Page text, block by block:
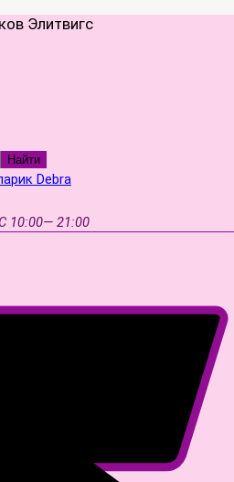
Элитвигс
Найти
Debra
10:00— 21:00